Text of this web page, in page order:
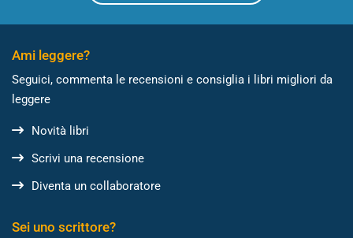
Ami leggere?
Seguici, commenta le recensioni e consiglia i libri migliori da
leggere
Novità libri
Scrivi una recensione
Diventa un collaboratore
Sei uno scrittore?